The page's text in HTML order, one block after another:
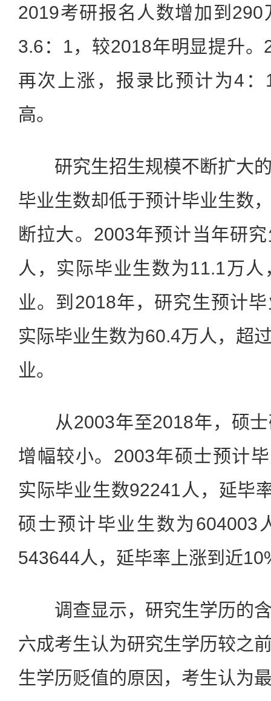
2019考研报名人数增加到
3.6：1，较2018年明显提升
再次上涨，报录比预计为4
高。
研究生招生规模不断扩大的
毕业生数却低于预计毕业生数
断拉大。2003年预计当年研
人，实际毕业生数为11.1万
业。到2018年，研究生预计
实际毕业生数为60.4万人，超
业。
从2003年至2018年，硕士
增幅较小。2003年硕士预计
实际毕业生数92241人，延毕
硕士预计毕业生数为604003
543644人，延毕率上涨到近
调查显示，研究生学历的含
六成考生认为研究生学历较之
生学历贬值的原因，考生认为